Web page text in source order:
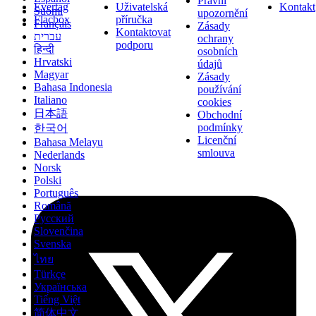
Suomi
Français
עברית
हिन्दी
Hrvatski
Magyar
Bahasa Indonesia
Italiano
日本語
한국어
Bahasa Melayu
Nederlands
Norsk
Polski
Português
Română
Русский
Slovenčina
Svenska
ไทย
Türkçe
Українська
Tiếng Việt
简体中文
Evertag
Flacbox
Uživatelská
příručka
Kontaktovat
podporu
upozornění
Zásady
ochrany
osobních
údajů
Zásady
používání
cookies
Obchodní
podmínky
Licenční
smlouva
Kontakt